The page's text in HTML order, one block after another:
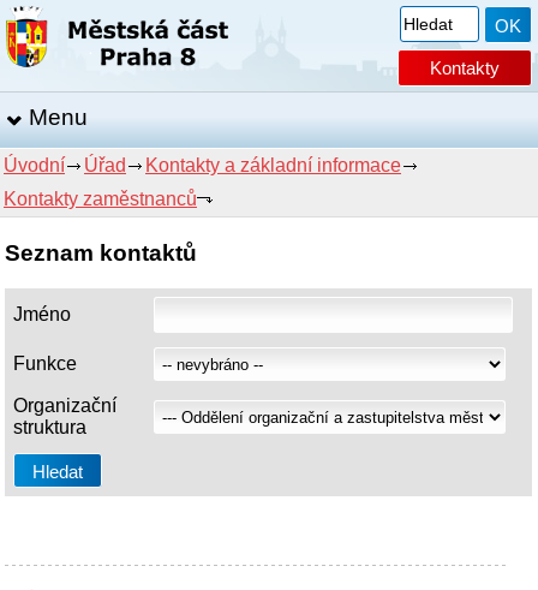
Kontakty
Menu
Úvodní Úřad
Kontakty a základní informace
Kontakty zaměstnanců
Seznam kontaktů
Jméno
Funkce
Organizační
struktura